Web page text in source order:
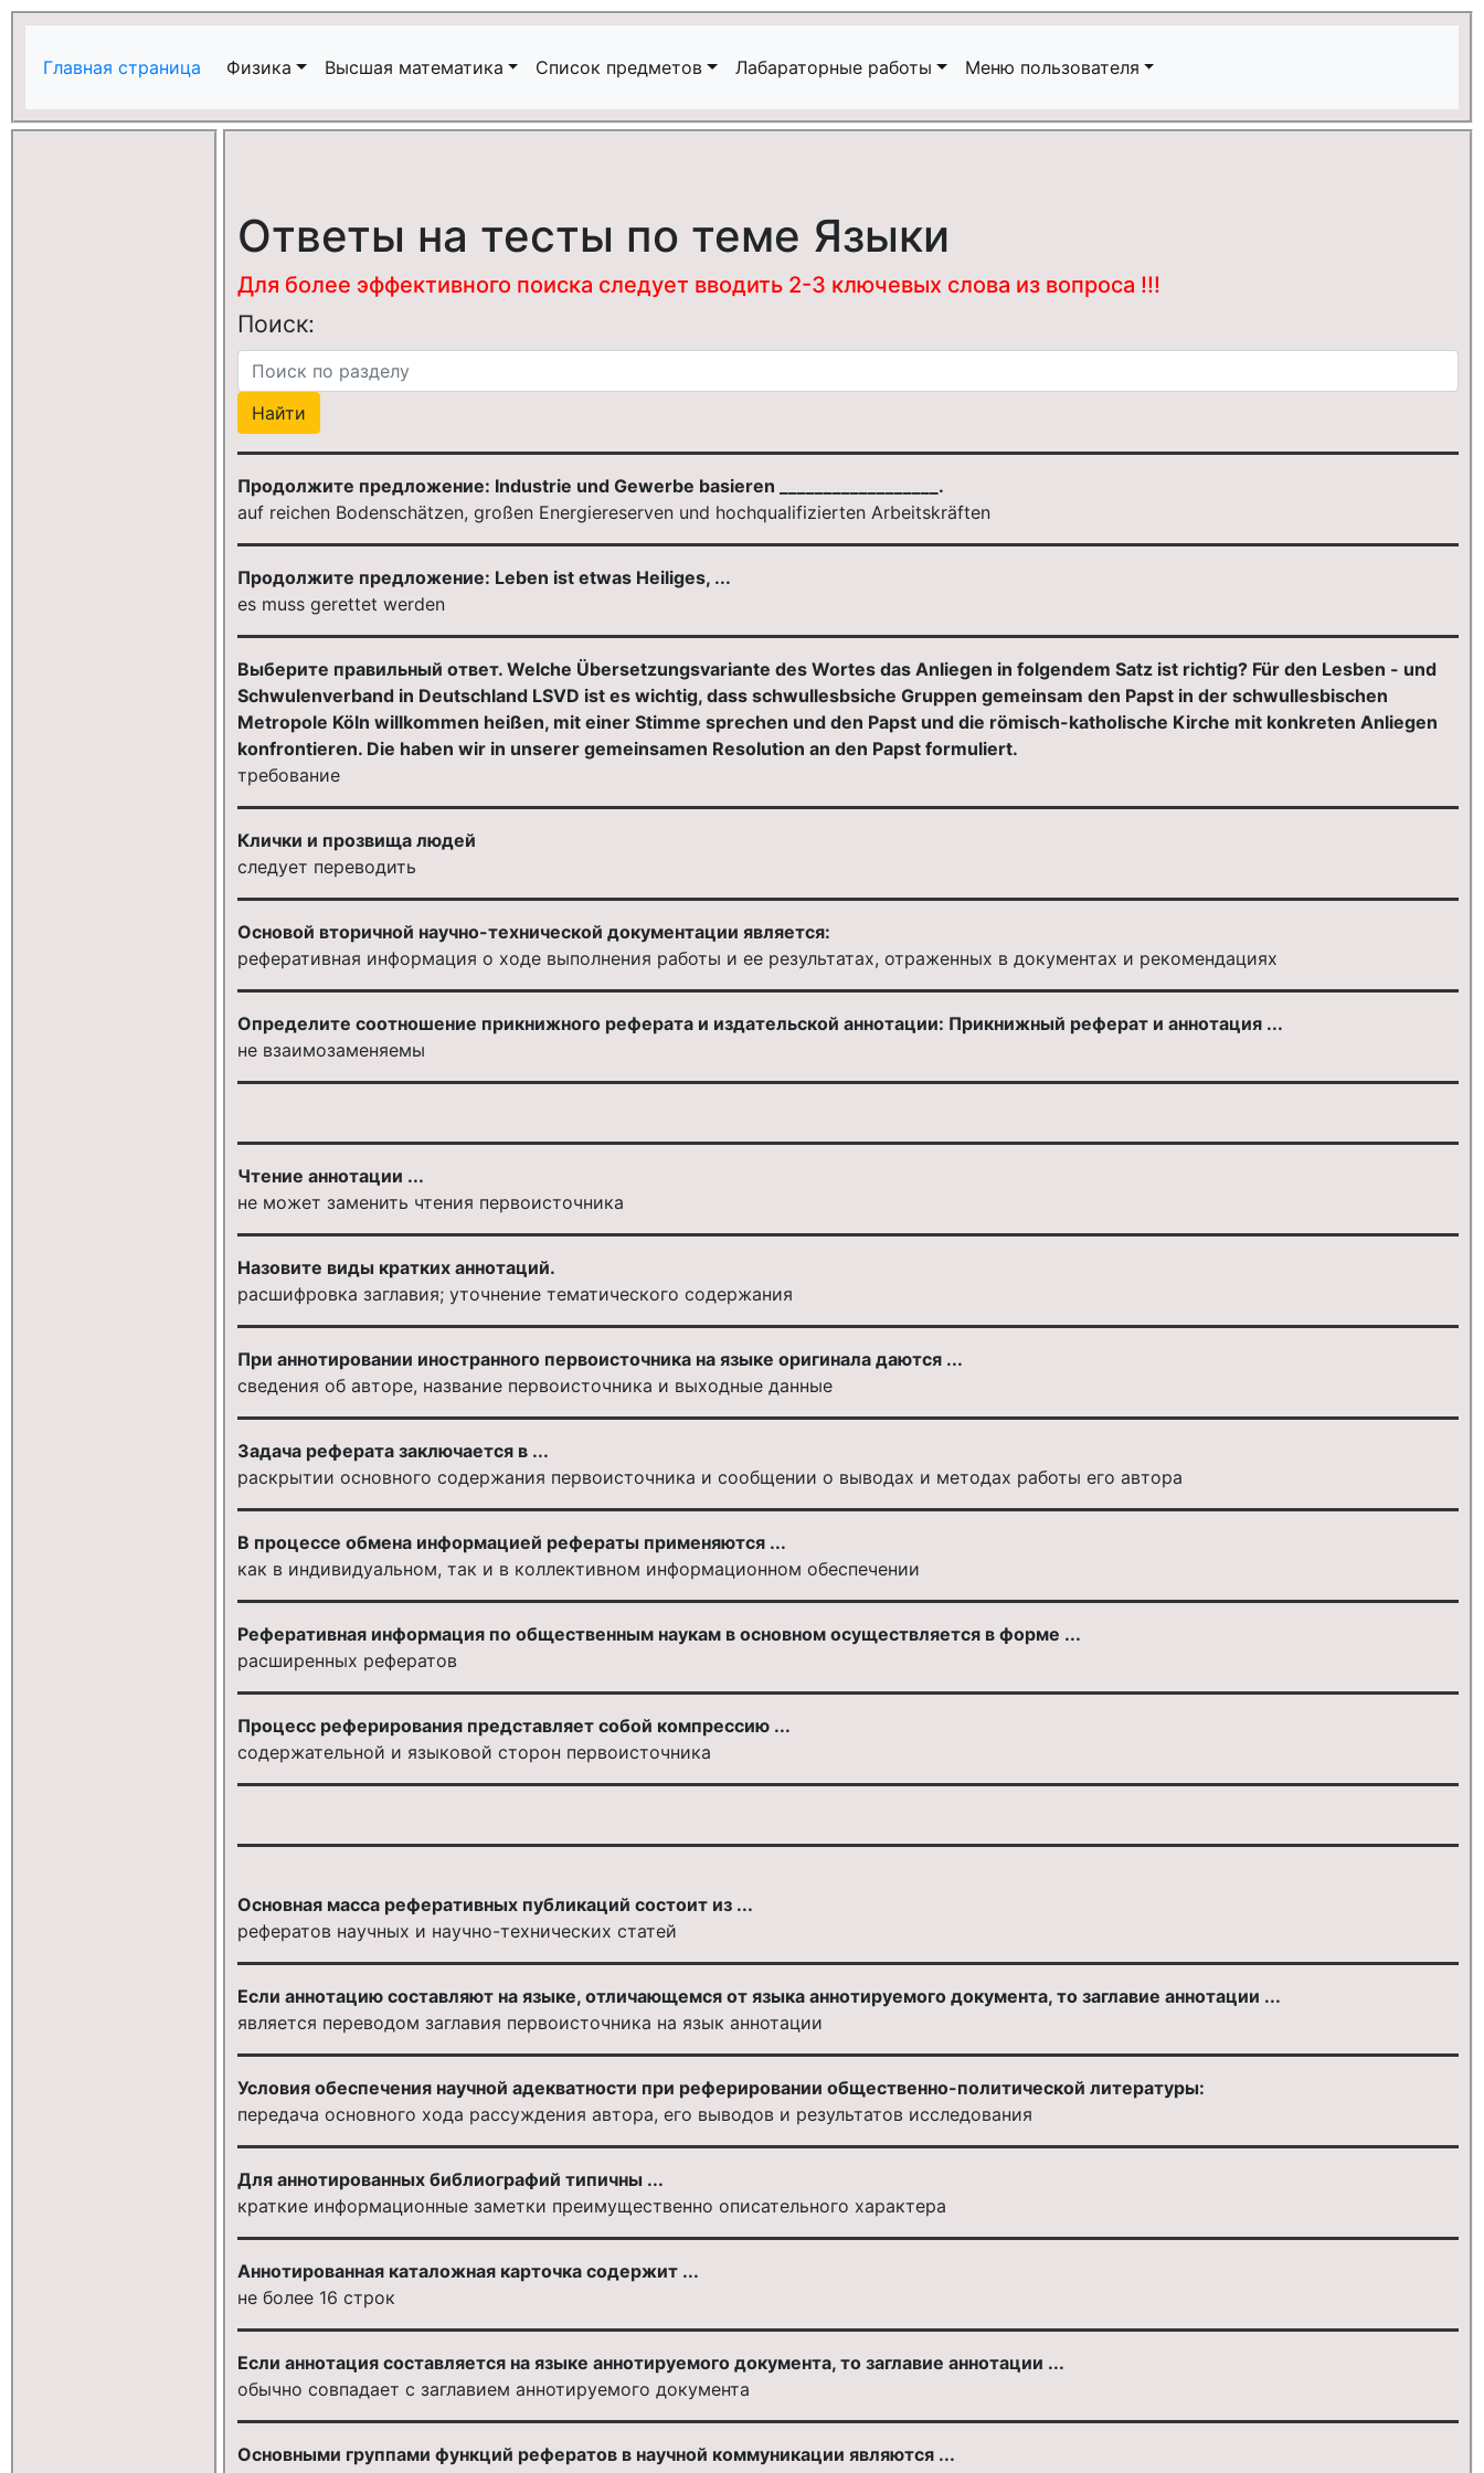
Главная страница Физика Высшая математика Список предметов Лабараторные работы Меню пользователя
Ответы на тесты по теме Языки
Для более эффективного поиска следует вводить 2-3 ключевых слова из вопроса !!!
Поиск:
Продолжите предложение: Industrie und Gewerbe basieren __________________.
auf reichen Bodenschätzen, großen Energiereserven und hochqualifizierten Arbeitskräften
Продолжите предложение: Leben ist etwas Heiliges, ...
es muss gerettet werden
Выберите правильный ответ. Welche Übersetzungsvariante des Wortes das Anliegen in folgendem Satz ist richtig? Für den Lesben - und
Schwulenverband in Deutschland LSVD ist es wichtig, dass schwullesbsiche Gruppen gemeinsam den Papst in der schwullesbischen
Metropole Köln willkommen heißen, mit einer Stimme sprechen und den Papst und die römisch-katholische Kirche mit konkreten Anliegen
konfrontieren. Die haben wir in unserer gemeinsamen Resolution an den Papst formuliert.
требование
Клички и прозвища людей
следует переводить
Основой вторичной научно-технической документации является:
реферативная информация о ходе выполнения работы и ее результатах, отраженных в документах и рекомендациях
Определите соотношение прикнижного реферата и издательской аннотации: Прикнижный реферат и аннотация ...
не взаимозаменяемы
Чтение аннотации ...
не может заменить чтения первоисточника
Назовите виды кратких аннотаций.
расшифровка заглавия; уточнение тематического содержания
При аннотировании иностранного первоисточника на языке оригинала даются ...
сведения об авторе, название первоисточника и выходные данные
Задача реферата заключается в ...
раскрытии основного содержания первоисточника и сообщении о выводах и методах работы его автора
В процессе обмена информацией рефераты применяются ...
как в индивидуальном, так и в коллективном информационном обеспечении
Реферативная информация по общественным наукам в основном осуществляется в форме ...
расширенных рефератов
Процесс реферирования представляет собой компрессию ...
содержательной и языковой сторон первоисточника
Основная масса реферативных публикаций состоит из ...
рефератов научных и научно-технических статей
Если аннотацию составляют на языке, отличающемся от языка аннотируемого документа, то заглавие аннотации ...
является переводом заглавия первоисточника на язык аннотации
Условия обеспечения научной адекватности при реферировании общественно-политической литературы:
передача основного хода рассуждения автора, его выводов и результатов исследования
Для аннотированных библиографий типичны ...
краткие информационные заметки преимущественно описательного характера
Аннотированная каталожная карточка содержит ...
не более 16 строк
Если аннотация составляется на языке аннотируемого документа, то заглавие аннотации ...
обычно совпадает с заглавием аннотируемого документа
Основными группами функций рефератов в научной коммуникации являются ...